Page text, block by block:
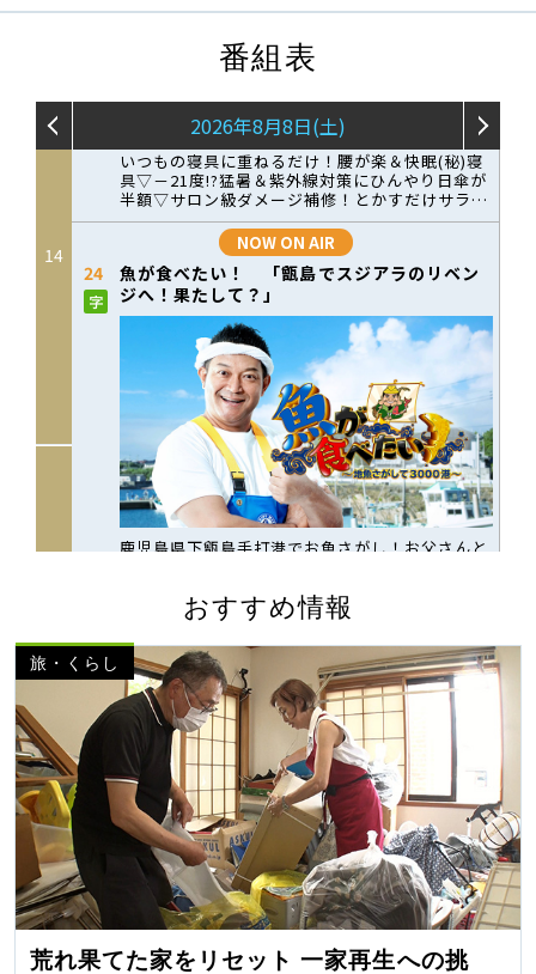
番組表
おすすめ情報
旅・くらし
荒れ果てた家をリセット 一家再生への挑